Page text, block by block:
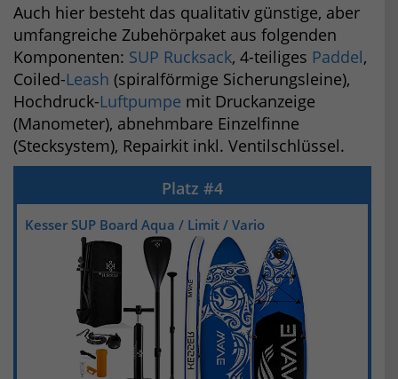
Auch hier besteht das qualitativ günstige, aber
umfangreiche Zubehörpaket aus folgenden
Komponenten: SUP Rucksack, 4-teiliges Paddel,
Coiled-Leash (spiralförmige Sicherungsleine),
Hochdruck-Luftpumpe mit Druckanzeige
(Manometer), abnehmbare Einzelfinne
(Stecksystem), Repairkit inkl. Ventilschlüssel.
Kesser SUP Board Aqua / Limit / Vario